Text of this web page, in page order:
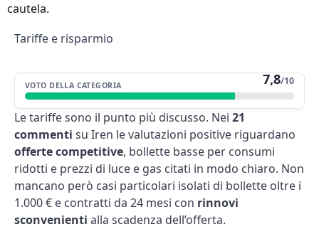
cautela.
Tariffe e risparmio
VOTO DELLA CATEGORIA 7,8/10
Le tariffe sono il punto più discusso. Nei 21
commenti su Iren le valutazioni positive riguardano
offerte competitive, bollette basse per consumi
ridotti e prezzi di luce e gas citati in modo chiaro. Non
mancano però casi particolari isolati di bollette oltre i
1.000 € e contratti da 24 mesi con rinnovi
sconvenienti alla scadenza dell’offerta.